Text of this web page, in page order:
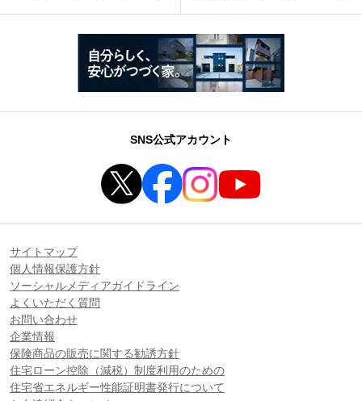
SNS公式アカウント
サイトマップ
個人情報保護方針
ソーシャルメディアガイドライン
よくいただく質問
お問い合わせ
企業情報
保険商品の販売に関する勧誘方針
住宅ローン控除（減税）制度利用のための
住宅省エネルギー性能証明書発行について